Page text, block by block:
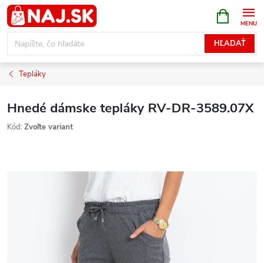
Prejsť
na
obsah
HĽADAŤ
KOŠÍK
Tepláky
Hnedé dámske tepláky RV-DR-3589.07X
Kód: Zvoľte variant